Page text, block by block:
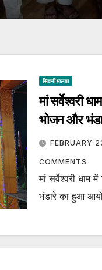
सिवनी मालवा
मां सर्वेश्वरी
भोजन और
FEBRUARY
COMMENTS
मां सर्वेश्वरी धाम
भंडारे का हुआ